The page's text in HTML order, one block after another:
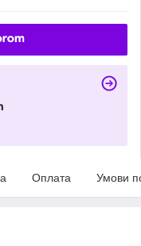
Оплата Умови